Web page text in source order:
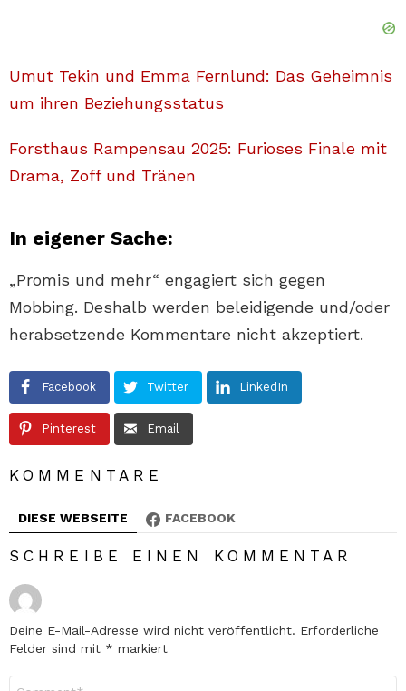
Umut Tekin und Emma Fernlund: Das Geheimnis
um ihren Beziehungsstatus
Forsthaus Rampensau 2025: Furioses Finale mit
Drama, Zoff und Tränen
In eigener Sache:
„Promis und mehr“ engagiert sich gegen
Mobbing. Deshalb werden beleidigende und/oder
herabsetzende Kommentare nicht akzeptiert.
Facebook Twitter LinkedIn
Pinterest Email
KOMMENTARE
DIESE WEBSEITE FACEBOOK
SCHREIBE EINEN KOMMENTAR
Deine E-Mail-Adresse wird nicht veröffentlicht. Erforderliche
Felder sind mit * markiert